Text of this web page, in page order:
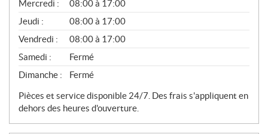
E
S
Mercredi :
08:00 à 17:00
Jeudi :
08:00 à 17:00
Vendredi :
08:00 à 17:00
Samedi :
Fermé
Dimanche :
Fermé
Pièces et service disponible 24/7. Des frais s'appliquent en
dehors des heures d'ouverture.